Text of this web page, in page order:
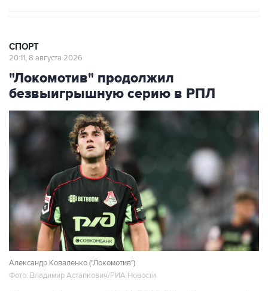
СПОРТ
20:11, 8 августа 2026
"Локомотив" продолжил
безвыигрышную серию в РПЛ
Александр Коваленко ("Локомотив")
Фото: Владимир Астапкович/РИА Новости